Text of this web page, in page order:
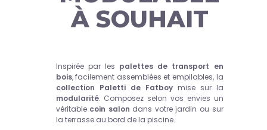
À SOUHAIT
Inspirée par les palettes de transport en
bois, facilement assemblées et empilables, la
collection Paletti de Fatboymise sur la
modularité. Composez selon vos envies un
véritable coin salon dans votre jardin ou sur
la terrasse au bord de la piscine.